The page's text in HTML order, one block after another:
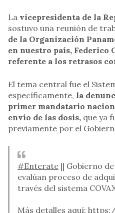
La vicepresidenta de la
sostuvo una reunión de
de la Organización
en nuestro país, Federico
referente a los retrasos
El tema central fue el
específicamente, la
primer mandatario
envío de las dosis, que ya
previamente por el
#Enterate || Gobierno de
evalúan proceso de
través del sistema
Más detalles aquí: